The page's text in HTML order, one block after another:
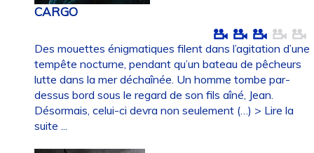
CARGO
Des mouettes énigmatiques filent dans l’agitation d’une
tempête nocturne, pendant qu’un bateau de pêcheurs
lutte dans la mer déchaînée. Un homme tombe par-
dessus bord sous le regard de son fils aîné, Jean.
Désormais, celui-ci devra non seulement (…) > Lire la
suite ...